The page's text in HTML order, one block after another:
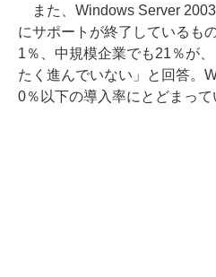
また、Windows Server
にサポートが終了しているも
1％、中規模企業でも21％が
たく進んでいない」と回答。
0％以下の導入率にとどまって